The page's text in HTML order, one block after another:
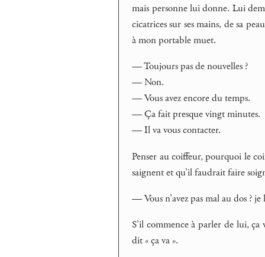
mais personne lui donne. Lui
cicatrices sur ses mains, de sa
à mon portable muet.
— Toujours pas de nouvelles ?
— Non.
— Vous avez encore du temps.
— Ça fait presque vingt minutes.
— Il va vous contacter.
Penser au coiffeur, pourquoi le
saignent et qu’il faudrait faire
— Vous n’avez pas mal au dos ? je
S’il commence à parler de lui,
dit « ça va ».